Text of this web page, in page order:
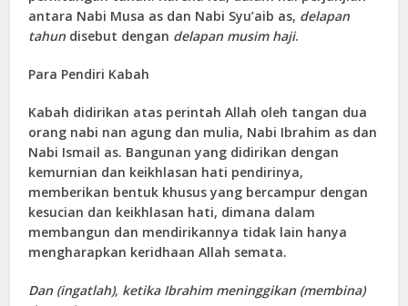
antara Nabi Musa as dan Nabi Syu’aib as, delapan
tahun disebut dengan delapan musim haji.
Para Pendiri Kabah
Kabah didirikan atas perintah Allah oleh tangan dua
orang nabi nan agung dan mulia, Nabi Ibrahim as dan
Nabi Ismail as. Bangunan yang didirikan dengan
kemurnian dan keikhlasan hati pendirinya,
memberikan bentuk khusus yang bercampur dengan
kesucian dan keikhlasan hati, dimana dalam
membangun dan mendirikannya tidak lain hanya
mengharapkan keridhaan Allah semata.
Dan (ingatlah), ketika Ibrahim meninggikan (membina)